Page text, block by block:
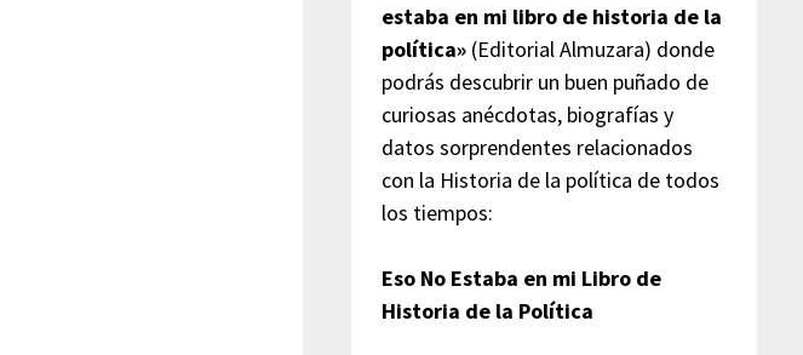
estaba en mi libro de historia de la
política»(Editorial Almuzara) donde
podrás descubrir un buen puñado de
curiosas anécdotas, biografías y
datos sorprendentes relacionados
con la Historia de la política de todos
los tiempos:
Eso No Estaba en mi Libro de
Historia de la Política